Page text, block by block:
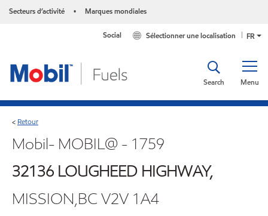
Secteurs d’activité • Marques mondiales
FR
Sélectionner une localisation
Social
Menu
Search
< Retour
Mobil- MOBIL@ - 1759
32136 LOUGHEED HIGHWAY,
MISSION,BC V2V 1A4